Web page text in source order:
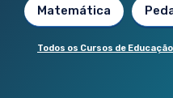
Matemática
Todos os Cursos de Educação